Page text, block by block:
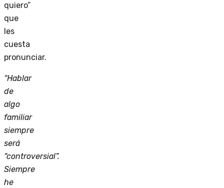
quiero”
que
les
cuesta
pronunciar.
“Hablar
de
algo
familiar
siempre
será
“controversial”.
Siempre
he